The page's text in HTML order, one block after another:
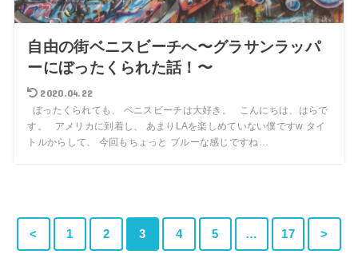
自由の街ベニスビーチへ〜グラサンラッパ
ーにぼったくられた話！〜
2020.04.22
ぼったくられても、 ベニスビーチは大好き。 こんにちは、はらで
す。 アメリカに到着し、 あまりLAを楽しめていない僕ですw タイ
トルからして、 今回もちょっと ブルーな感じですね…
< 1 2 3 4 5 … 17 >